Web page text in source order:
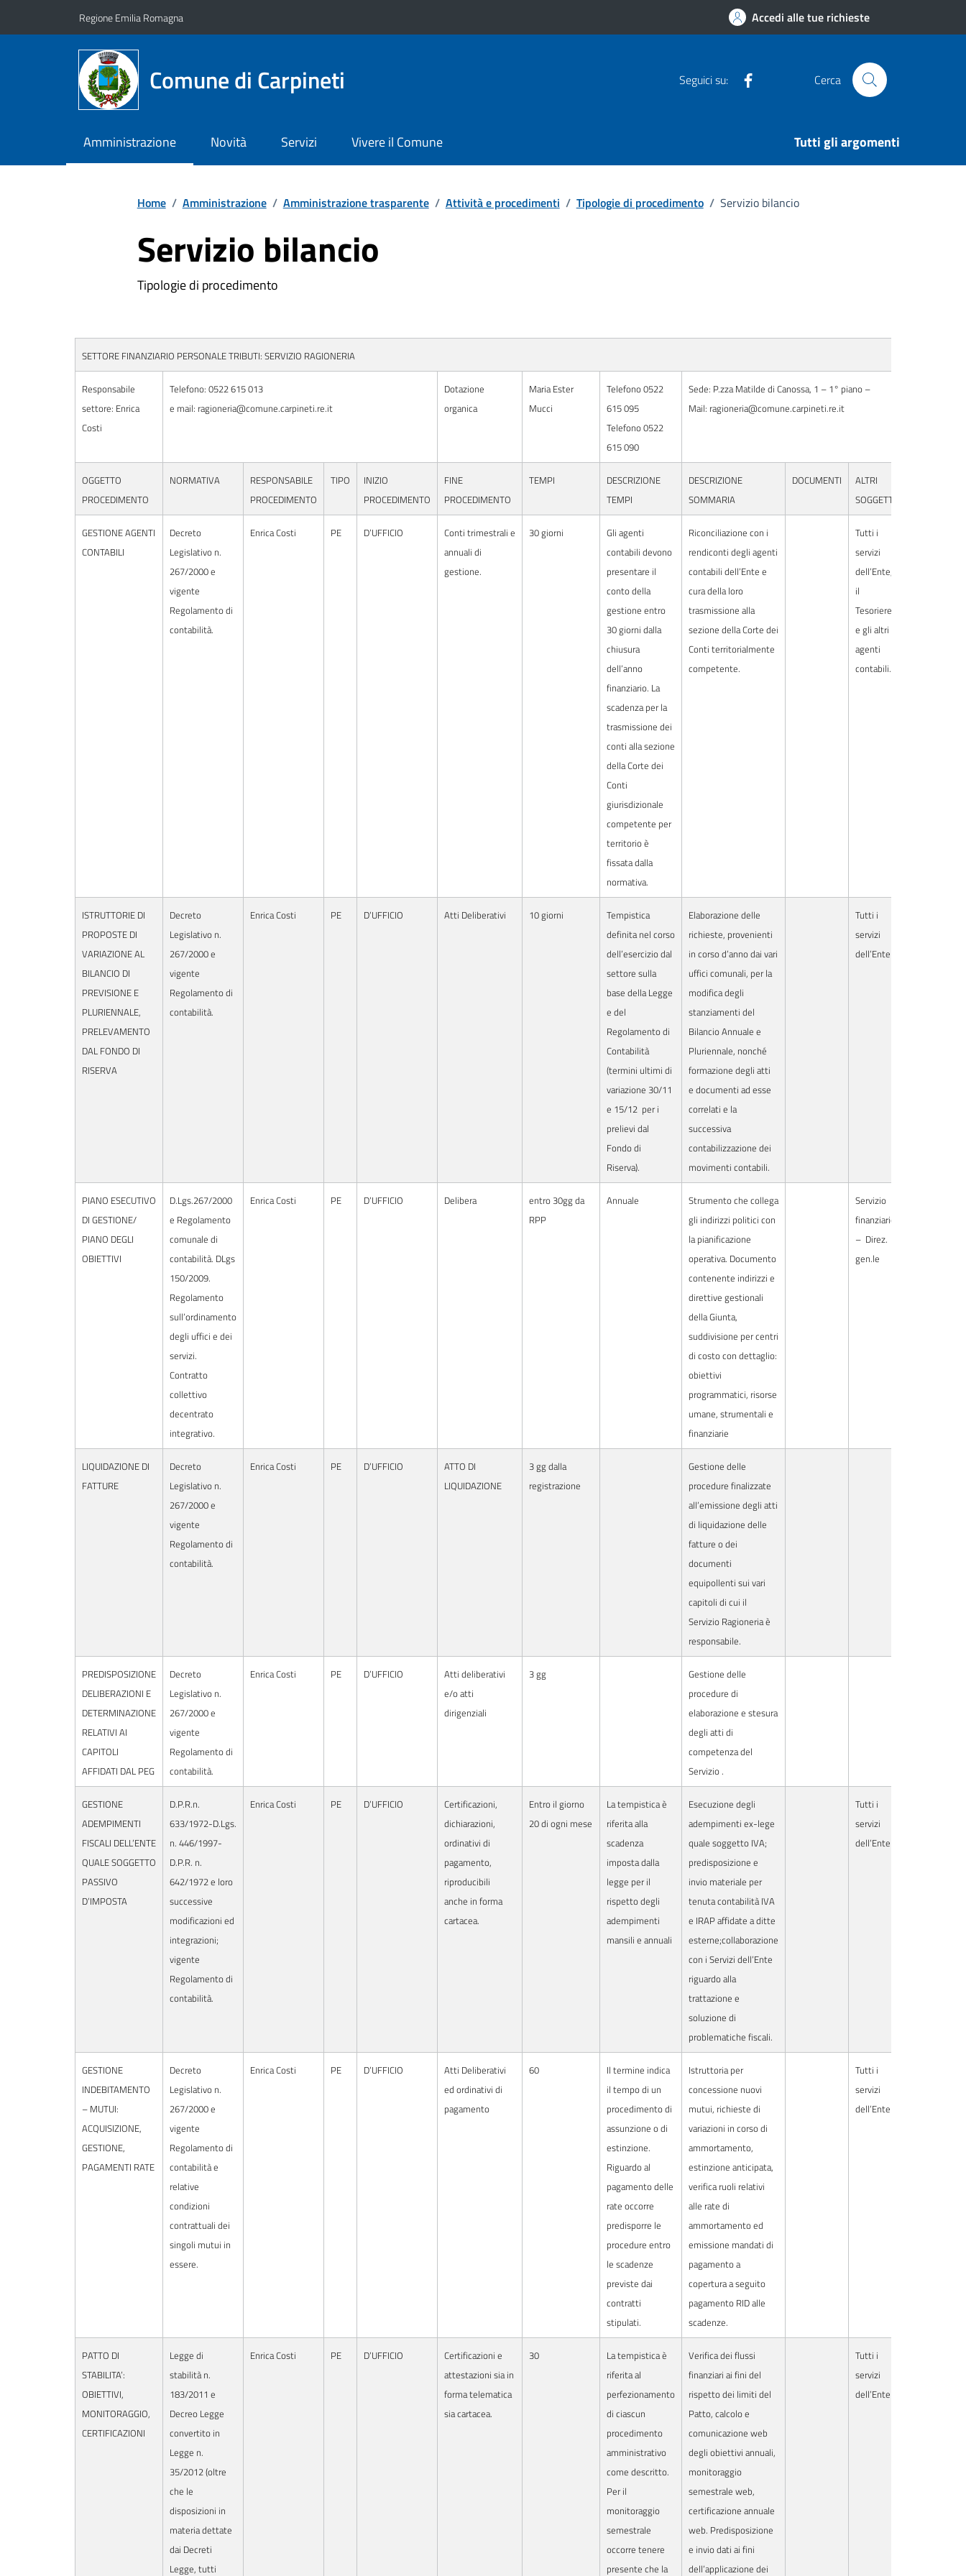
Regione Emilia Romagna Accedi alle tue richieste
Comune di Carpineti Seguici su: Cerca
Amministrazione Novità Servizi Vivere il Comune Tutti gli argomenti
Home / Amministrazione / Amministrazione trasparente / Attività e procedimenti / Tipologie di procedimento / Servizio bilancio
Servizio bilancio
Tipologie di procedimento
SETTORE FINANZIARIO PERSONALE TRIBUTI: SERVIZIO RAGIONERIA
Responsabile
settore: Enrica
Costi
Telefono: 0522 615 013
e mail: ragioneria@comune.carpineti.re.it
Dotazione
organica
Maria Ester
Mucci
Telefono 0522
615 095
Telefono 0522
615 090
Sede: P.zza Matilde di Canossa, 1 – 1° piano –
Mail: ragioneria@comune.carpineti.re.it
OGGETTO
PROCEDIMENTO
NORMATIVA
RESPONSABILE
PROCEDIMENTO
TIPO
INIZIO
PROCEDIMENTO
FINE
PROCEDIMENTO
TEMPI
DESCRIZIONE
TEMPI
DESCRIZIONE
SOMMARIA
DOCUMENTI
ALTRI
SOGGETTI
GESTIONE AGENTI
CONTABILI
Decreto
Legislativo n.
267/2000 e
vigente
Regolamento di
contabilità.
Enrica Costi PE D’UFFICIO
Conti trimestrali e
annuali di
gestione.
30 giorni
Gli agenti
contabili devono
presentare il
conto della
gestione entro
30 giorni dalla
chiusura
dell’anno
finanziario. La
scadenza per la
trasmissione dei
conti alla sezione
della Corte dei
Conti
giurisdizionale
competente per
territorio è
fissata dalla
normativa.
Riconciliazione con i
rendiconti degli agenti
contabili dell’Ente e
cura della loro
trasmissione alla
sezione della Corte dei
Conti territorialmente
competente.
Tutti i
servizi
dell’Ente,
il
Tesoriere
e gli altri
agenti
contabili.
ISTRUTTORIE DI
PROPOSTE DI
VARIAZIONE AL
BILANCIO DI
PREVISIONE E
PLURIENNALE,
PRELEVAMENTO
DAL FONDO DI
RISERVA
Decreto
Legislativo n.
267/2000 e
vigente
Regolamento di
contabilità.
Enrica Costi PE D’UFFICIO Atti Deliberativi 10 giorni
Tempistica
definita nel corso
dell’esercizio dal
settore sulla
base della Legge
e del
Regolamento di
Contabilità
(termini ultimi di
variazione 30/11
e 15/12 per i
prelievi dal
Fondo di
Riserva).
Elaborazione delle
richieste, provenienti
in corso d’anno dai vari
uffici comunali, per la
modifica degli
stanziamenti del
Bilancio Annuale e
Pluriennale, nonché
formazione degli atti
e documenti ad esse
correlati e la
successiva
contabilizzazione dei
movimenti contabili.
Tutti i
servizi
dell’Ente
PIANO ESECUTIVO
DI GESTIONE/
PIANO DEGLI
OBIETTIVI
D.Lgs.267/2000
e Regolamento
comunale di
contabilità. DLgs
150/2009.
Regolamento
sull’ordinamento
degli uffici e dei
servizi.
Contratto
collettivo
decentrato
integrativo.
Enrica Costi PE D’UFFICIO Delibera
entro 30gg da
RPP
Annuale
Strumento che collega
gli indirizzi politici con
la pianificazione
operativa. Documento
contenente indirizzi e
direttive gestionali
della Giunta,
suddivisione per centri
di costo con dettaglio:
obiettivi
programmatici, risorse
umane, strumentali e
finanziarie
Servizio
finanziario
– Direz.
gen.le
LIQUIDAZIONE DI
FATTURE
Decreto
Legislativo n.
267/2000 e
vigente
Regolamento di
contabilità.
Enrica Costi PE D’UFFICIO
ATTO DI
LIQUIDAZIONE
3 gg dalla
registrazione
Gestione delle
procedure finalizzate
all’emissione degli atti
di liquidazione delle
fatture o dei
documenti
equipollenti sui vari
capitoli di cui il
Servizio Ragioneria è
responsabile.
PREDISPOSIZIONE
DELIBERAZIONI E
DETERMINAZIONE
RELATIVI AI
CAPITOLI
AFFIDATI DAL PEG
Decreto
Legislativo n.
267/2000 e
vigente
Regolamento di
contabilità.
Enrica Costi PE D’UFFICIO
Atti deliberativi
e/o atti
dirigenziali
3 gg
Gestione delle
procedure di
elaborazione e stesura
degli atti di
competenza del
Servizio .
GESTIONE
ADEMPIMENTI
FISCALI DELL’ENTE
QUALE SOGGETTO
PASSIVO
D’IMPOSTA
D.P.R.n.
633/1972-D.Lgs.
n. 446/1997-
D.P.R. n.
642/1972 e loro
successive
modificazioni ed
integrazioni;
vigente
Regolamento di
contabilità.
Enrica Costi PE D’UFFICIO
Certificazioni,
dichiarazioni,
ordinativi di
pagamento,
riproducibili
anche in forma
cartacea.
Entro il giorno
20 di ogni mese
La tempistica è
riferita alla
scadenza
imposta dalla
legge per il
rispetto degli
adempimenti
mansili e annuali
Esecuzione degli
adempimenti ex-lege
quale soggetto IVA;
predisposizione e
invio materiale per
tenuta contabilità IVA
e IRAP affidate a ditte
esterne;collaborazione
con i Servizi dell’Ente
riguardo alla
trattazione e
soluzione di
problematiche fiscali.
Tutti i
servizi
dell’Ente
GESTIONE
INDEBITAMENTO
– MUTUI:
ACQUISIZIONE,
GESTIONE,
PAGAMENTI RATE
Decreto
Legislativo n.
267/2000 e
vigente
Regolamento di
contabilità e
relative
condizioni
contrattuali dei
singoli mutui in
essere.
Enrica Costi PE D’UFFICIO
Atti Deliberativi
ed ordinativi di
pagamento
60
Il termine indica
il tempo di un
procedimento di
assunzione o di
estinzione.
Riguardo al
pagamento delle
rate occorre
predisporre le
procedure entro
le scadenze
previste dai
contratti
stipulati.
Istruttoria per
concessione nuovi
mutui, richieste di
variazioni in corso di
ammortamento,
estinzione anticipata,
verifica ruoli relativi
alle rate di
ammortamento ed
emissione mandati di
pagamento a
copertura a seguito
pagamento RID alle
scadenze.
Tutti i
servizi
dell’Ente
PATTO DI
STABILITA’:
OBIETTIVI,
MONITORAGGIO,
CERTIFICAZIONI
Legge di
stabilità n.
183/2011 e
Decreo Legge
convertito in
Legge n.
35/2012 (oltre
che le
disposizioni in
materia dettate
dai Decreti
Legge, tutti
Enrica Costi PE D’UFFICIO
Certificazioni e
attestazioni sia in
forma telematica
sia cartacea.
30
La tempistica è
riferita al
perfezionamento
di ciascun
procedimento
amministrativo
come descritto.
Per il
monitoraggio
semestrale
occorre tenere
presente che la
Verifica dei flussi
finanziari ai fini del
rispetto dei limiti del
Patto, calcolo e
comunicazione web
degli obiettivi annuali,
monitoraggio
semestrale web,
certificazione annuale
web. Predisposizione
e invio dati ai fini
dell’applicazione dei
Tutti i
servizi
dell’Ente